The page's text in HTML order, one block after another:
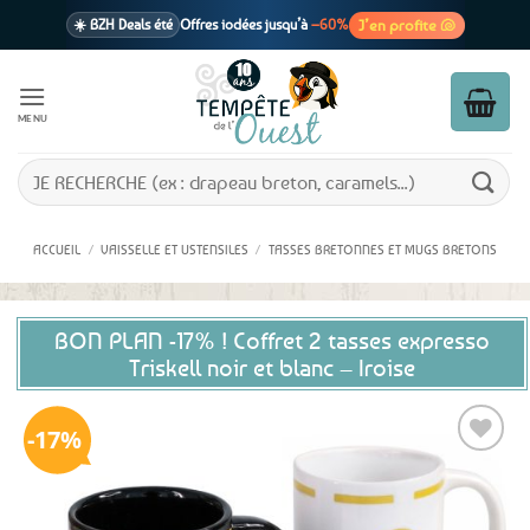
☀️ BZH Deals été Offres iodées jusqu’à –60% J’en profite 🐚
1 cadeau offertdès 39€ d’achats
En point relais dès 3,95€ seulement
MENU
Recherche
pour :
ACCUEIL / VAISSELLE ET USTENSILES / TASSES BRETONNES ET MUGS BRETONS
BON PLAN -17% ! Coffret 2 tasses expresso
Triskell noir et blanc – Iroise
Ajouter
17%